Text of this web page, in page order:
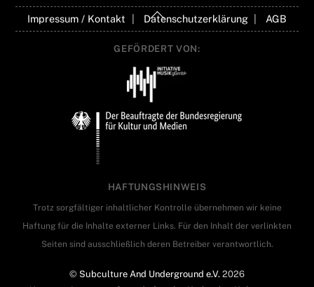
Back
To
Top
Impressum / Kontakt Datenschutzerklärung AGB
GEFÖRDERT VON:
HAFTUNGSHINWEIS
Trotz sorgfältiger inhaltlicher Kontrolle übernehmen wir keine
Haftung für die Inhalte externer Links. Für den Inhalt der verlinkten
Seiten sind ausschließlich deren Betreiber verantwortlich.
© Subculture And Underground e.V. 2026